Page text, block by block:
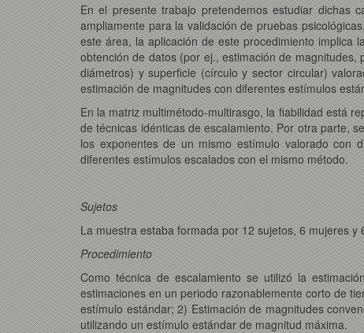
En el presente trabajo pretendemos estudiar dichas
ampliamente para la validación de pruebas
este área, la aplicación de este procedimiento implica
obtención de datos (por ej., estimación de
diámetros) y superficie (círculo y sector circular)
estimación de magnitudes con diferentes estímulos
En la matriz multimétodo-multirasgo, la fiabilidad está
de técnicas idénticas de escalamiento. Por otra parte,
los exponentes de un mismo estímulo valorado con
diferentes estímulos escalados con el mismo método.
Sujetos
La muestra estaba formada por 12 sujetos, 6 mujeres
Procedimiento
Como técnica de escalamiento se utilizó la
estimaciones en un periodo razonablemente corto de
estímulo estándar; 2) Estimación de magnitudes
utilizando un estímulo estándar de magnitud máxima.